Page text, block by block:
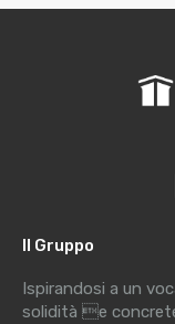
Il Gruppo
Ispirandosi a un
solidità e